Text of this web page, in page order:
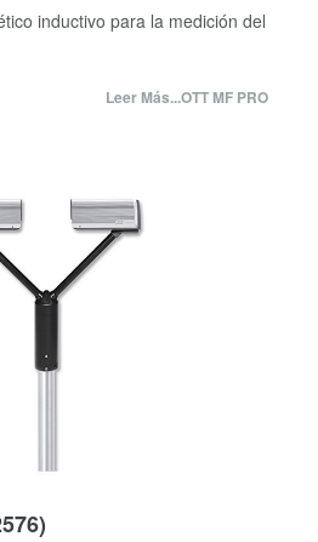
inductivo para la medición del
Leer Más...OTT MF PRO